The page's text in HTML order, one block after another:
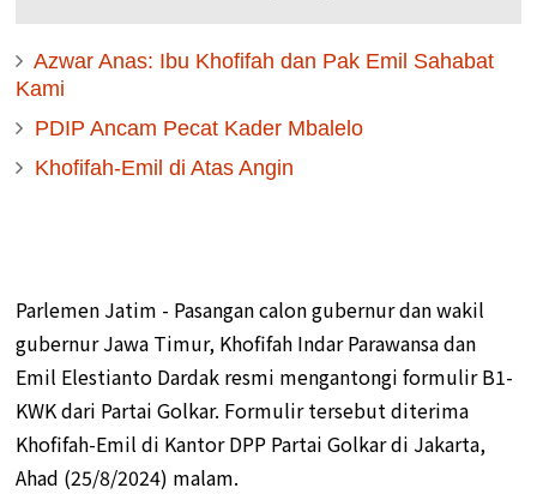
Azwar Anas: Ibu Khofifah dan Pak Emil Sahabat
Kami
PDIP Ancam Pecat Kader Mbalelo
Khofifah-Emil di Atas Angin
Parlemen Jatim - Pasangan calon gubernur dan wakil
gubernur Jawa Timur, Khofifah Indar Parawansa dan
Emil Elestianto Dardak resmi mengantongi formulir B1-
KWK dari Partai Golkar. Formulir tersebut diterima
Khofifah-Emil di Kantor DPP Partai Golkar di Jakarta,
Ahad (25/8/2024) malam.